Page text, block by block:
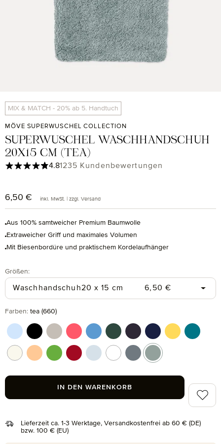
MIX & MATCH - 20% ab 5. Handtuch
MÖVE SUPERWUSCHEL COLLECTION
SUPERWUSCHEL WASCHHANDSCHUH
20X15 CM (TEA)
Regulärer Preis:
6,50 € inkl. MwSt. | zzgl. Versand
Aus 100% samtweicher Premium Baumwolle
Extraweicher Griff und maximales Volumen
Mit Biesenbordüre und praktischem Kordelaufhänger
Durchschnittliche Bewertung von 4.85 von 5 Sternen
4.81235 Kundenbewertungen
Lieferzeit ca. 1-3 Werktage, Versandkostenfrei ab 60 € (DE)
bzw. 100 € (EU)
Größenauswählen
:
Waschhandschuh20 x 15 cm Regulärer Preis:
6,50 €
Farbenauswählen
: tea (660)
aquamarine (577)
black (199)cashmere (713)
coral (262)cornflower (410)
cypress (665)
dark grey (820)
deep sea (596)
gold (115)lagoon
nature (869)peach fuzz (163)
peridot (658)
ruby (075)silver (829)snow (001)stone (850)tea (660)
IN DEN WARENKORB Zum